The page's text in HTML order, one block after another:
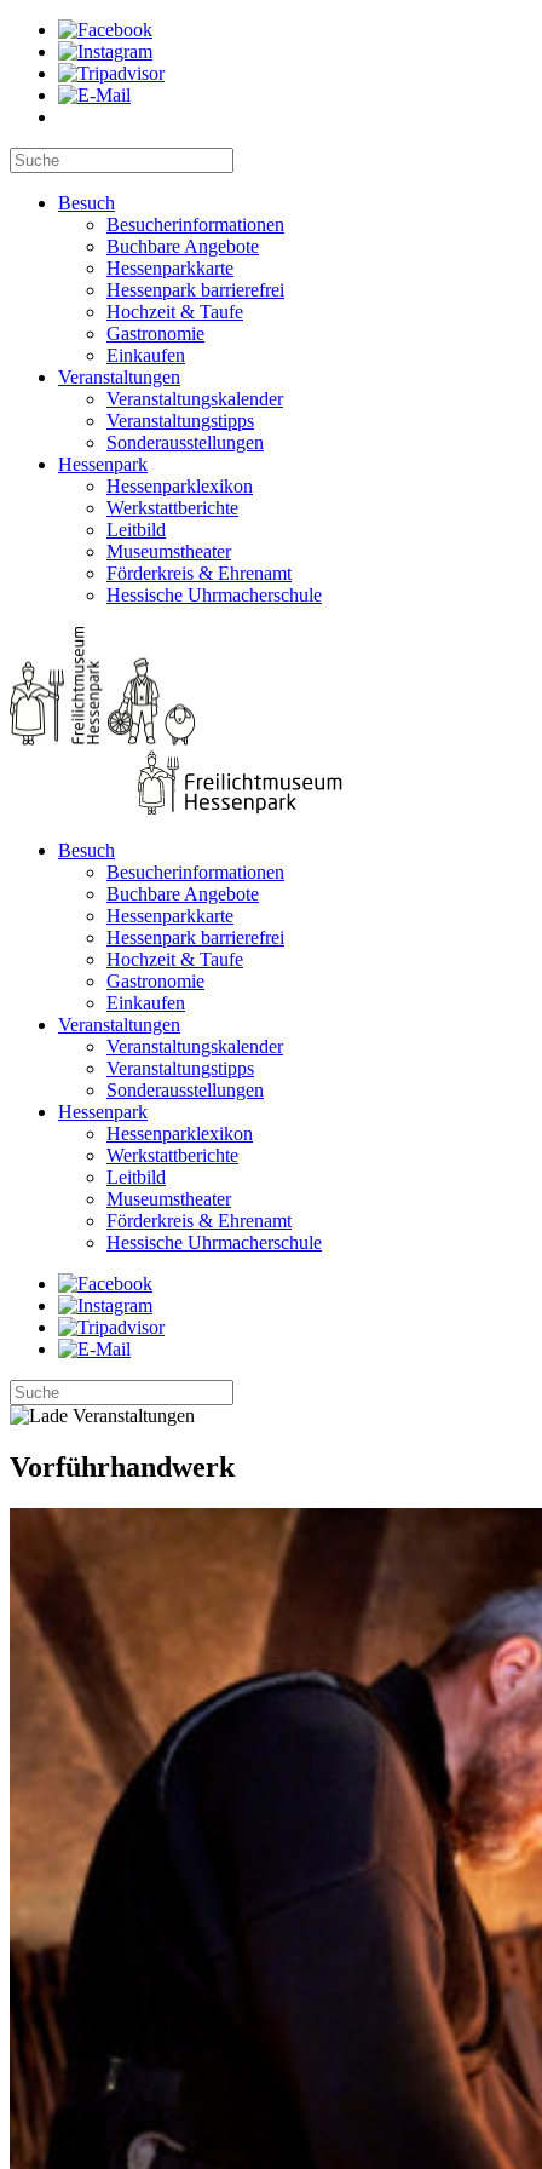
Besuch
Besucherinformationen
Buchbare Angebote
Hessenparkkarte
Hessenpark barrierefrei
Hochzeit & Taufe
Gastronomie
Einkaufen
Veranstaltungen
Veranstaltungskalender
Veranstaltungstipps
Sonderausstellungen
Hessenpark
Hessenparklexikon
Werkstattberichte
Leitbild
Museumstheater
Förderkreis & Ehrenamt
Hessische Uhrmacherschule
Besuch
Besucherinformationen
Buchbare Angebote
Hessenparkkarte
Hessenpark barrierefrei
Hochzeit & Taufe
Gastronomie
Einkaufen
Veranstaltungen
Veranstaltungskalender
Veranstaltungstipps
Sonderausstellungen
Hessenpark
Hessenparklexikon
Werkstattberichte
Leitbild
Museumstheater
Förderkreis & Ehrenamt
Hessische Uhrmacherschule
Vorführhandwerk